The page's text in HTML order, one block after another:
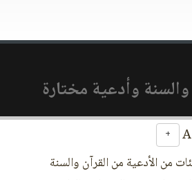
وأدعية مختارة
+
من الأدعية من القرآن والسنة